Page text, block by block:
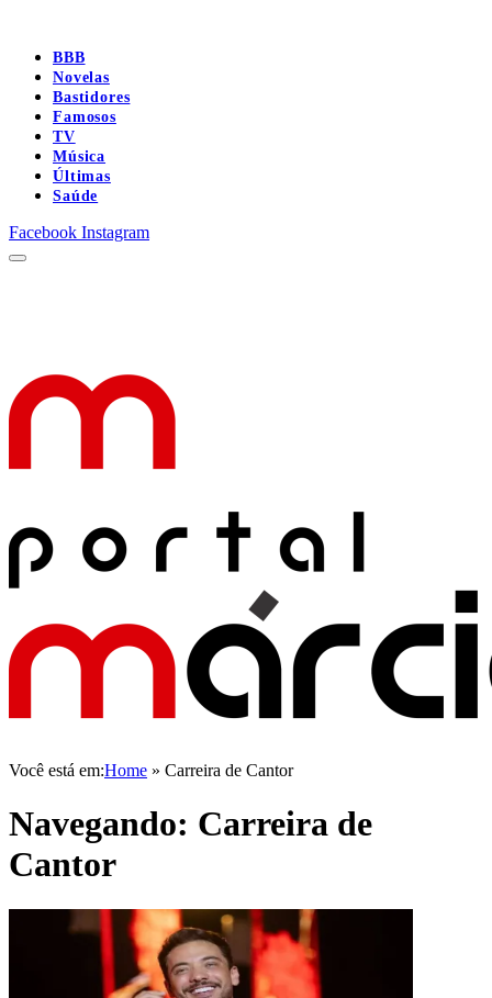
BBB
Novelas
Bastidores
Famosos
TV
Música
Últimas
Saúde
Facebook Instagram
Você está em:Home » Carreira de Cantor
Navegando: Carreira de
Cantor